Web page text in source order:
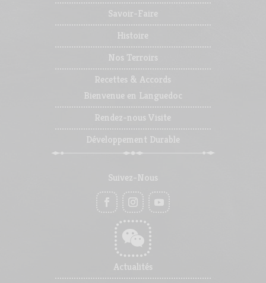
Savoir-Faire
Histoire
Nos Terroirs
Recettes & Accords
Bienvenue en Languedoc
Rendez-nous Visite
Développement Durable
Suivez-Nous
Actualités